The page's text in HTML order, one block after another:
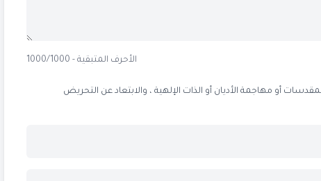
الأحرف المتبقية - 1000/1000
أو مهاجمة الأديان أو الذات الإلهية ، والابتعاد عن التحريض